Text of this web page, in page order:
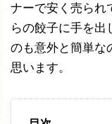
ナーで安く売られ
らの餃子に手を出
のも意外と簡単な
思います。